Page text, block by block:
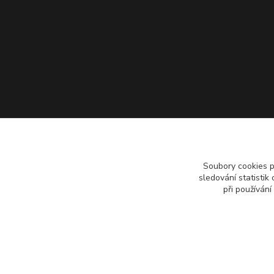
Soubory cookies
sledování statistik
při